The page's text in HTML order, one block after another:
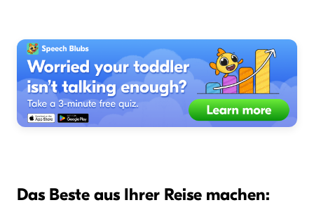
Das Beste aus Ihrer Reise machen: